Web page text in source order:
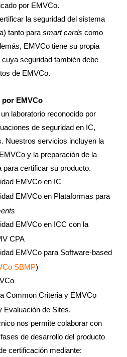
por EMVCo.
la seguridad del sistema
tanto para smart cards como
EMVCo tiene su propia
seguridad también debe
de EMVCo.
EMVCo
laboratorio reconocido por
de seguridad en IC,
Nuestros servicios incluyen la
y la preparación de la
certificar su producto.
EMVCo en IC
EMVCo en Plataformas para
EMVCo en ICC con la
CPA
EMVCo para Software-based
SBMP)
Common Criteria y EMVCo
Evaluación de Sites.
nos permite colaborar con
de desarrollo del producto
certificación mediante: